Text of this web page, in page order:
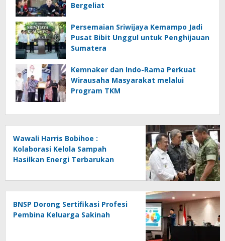
Bergeliat
Persemaian Sriwijaya Kemampo Jadi
Pusat Bibit Unggul untuk Penghijauan
Sumatera
Kemnaker dan Indo-Rama Perkuat
Wirausaha Masyarakat melalui
Program TKM
Wawali Harris Bobihoe :
Kolaborasi Kelola Sampah
Hasilkan Energi Terbarukan
BNSP Dorong Sertifikasi Profesi
Pembina Keluarga Sakinah